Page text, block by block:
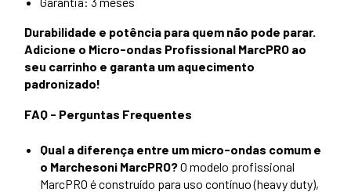
Durabilidade e potência para quem não pode parar.
Adicione o Micro-ondas Profissional MarcPRO ao
seu carrinho e garanta um aquecimento
padronizado!
FAQ - Perguntas Frequentes
Qual a diferença entre um micro-ondas comum e
o Marchesoni MarcPRO?O modelo profissional
MarcPRO é construído para uso contínuo (heavy duty),